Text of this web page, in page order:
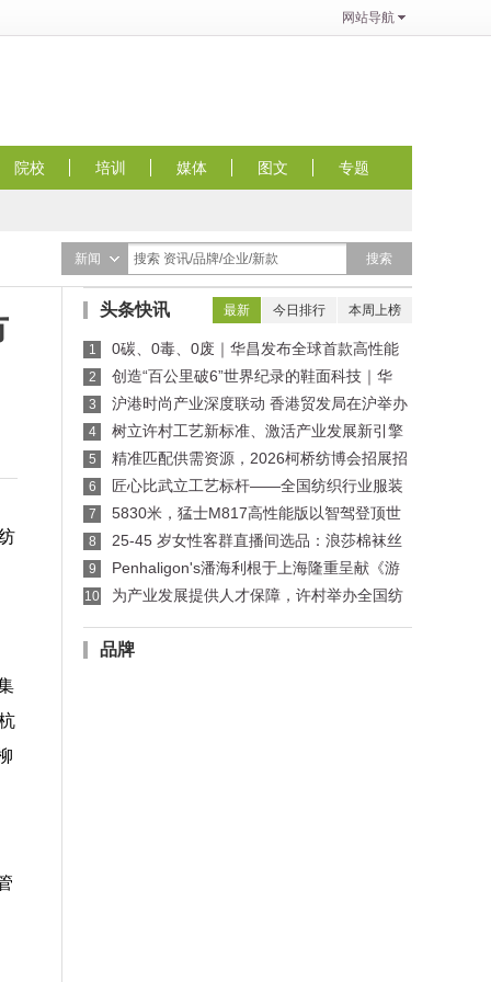
网站导航
院校 培训 媒体 图文 专题
新闻 搜索 资讯/品牌/企业/新款 搜索
最新 今日排行 本周上榜
头条快讯
1
0碳、0毒、0废｜华昌发布全球首款高性能
全水性鞋革“三零生态皮”
2
创造“百公里破6”世界纪录的鞋面科技｜华
昌“蜂鸟翼网纱”定义极致轻量
3
沪港时尚产业深度联动 香港贸发局在沪举办
买手沙龙，推动业界交流
4
树立许村工艺新标准、激活产业发展新引擎
——纺织行业服装制版师/缝纫工（服装制作工）
职业技能竞赛许村选拔赛圆满收官！
5
精准匹配供需资源，2026柯桥纺博会招展招
商对接会即将举行！
6
匠心比武立工艺标杆——全国纺织行业服装
制版师、缝纫工技能竞赛许村选拔赛开赛
7
5830米，猛士M817高性能版以智驾登顶世
界公路之巅
8
25-45 岁女性客群直播间选品：浪莎棉袜丝
袜适配指南
9
Penhaligon's潘海利根于上海隆重呈献《游
弋之地：伦敦名流录》主题展览 致敬肖像兽首系
10
为产业发展提供人才保障，许村举办全国纺
品牌